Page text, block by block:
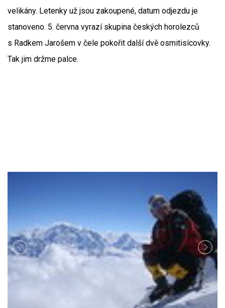
velikány. Letenky už jsou zakoupené, datum odjezdu je
stanoveno. 5. června vyrazí skupina českých horolezců
s Radkem Jarošem v čele pokořit další dvě osmitisícovky.
Tak jim držme palce.